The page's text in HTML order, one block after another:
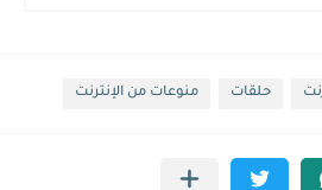
حلقات منوعات من الإنترنت